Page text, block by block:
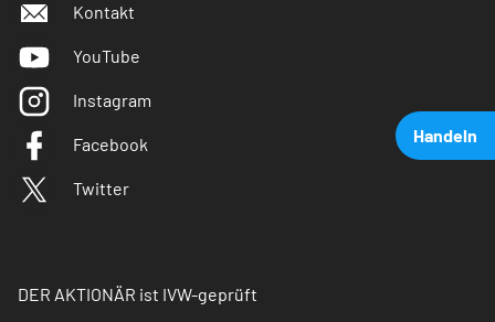
Handeln
Kontakt
YouTube
Instagram
Facebook
Twitter
DER AKTIONÄR ist IVW-geprüft